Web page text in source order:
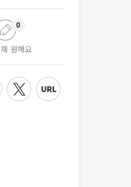
원해요
0